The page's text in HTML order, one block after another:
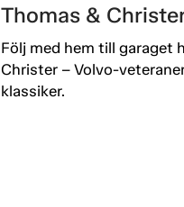
Thomas &
Volvo-historia.
Följ med hem till garaget
Christer – Volvo-
klassiker.